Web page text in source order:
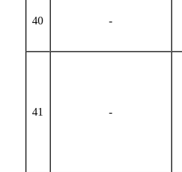
40 -
41 -